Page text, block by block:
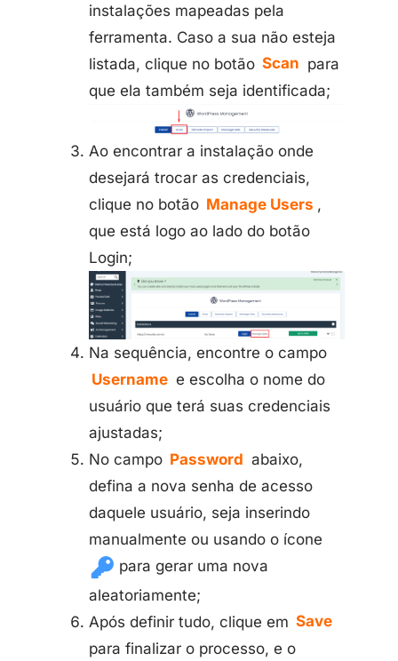
instalações mapeadas pela
ferramenta. Caso a sua não esteja
listada, clique no botão Scan para
que ela também seja identificada;
Ao encontrar a instalação onde
desejará trocar as credenciais,
clique no botão Manage Users ,
que está logo ao lado do botão
Login;
Na sequência, encontre o campo
Username e escolha o nome do
usuário que terá suas credenciais
ajustadas;
No campo Password abaixo,
defina a nova senha de acesso
daquele usuário, seja inserindo
manualmente ou usando o ícone
para gerar uma nova
aleatoriamente;
Após definir tudo, clique em Save
para finalizar o processo, e o